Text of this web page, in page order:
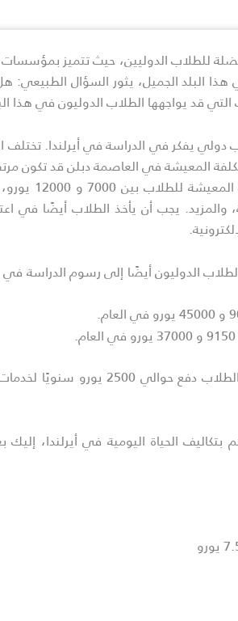
للطلاب الدوليين، حيث تتميز
البلد الجميل، يثور السؤال الطبيعي:
قد يواجهها الطلاب الدوليون في هذا
دولي يفكر في الدراسة في أيرلندا.
المعيشة في العاصمة دبلن قد تكون
خلال عام
والمزيد. يجب أن يأخذ الطلاب أيضًا في
الدوليون أيضًا إلى رسوم الدراسة
بالإضافة إلى الرسوم الدراسية، يتعين
بتكاليف الحياة اليومية في أيرلندا،